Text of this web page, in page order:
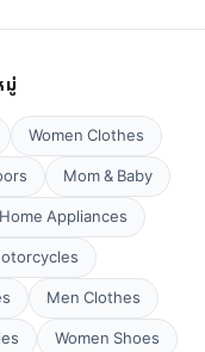
มู่
Women Clothes
Mom & Baby
Home Appliances
Men Clothes
Women Shoes